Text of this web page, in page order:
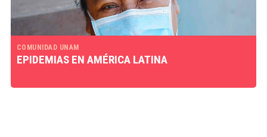
COMUNIDAD UNAM
EPIDEMIAS EN AMÉRICA LATINA